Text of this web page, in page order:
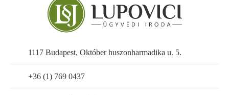
1117 Budapest, Október huszonharmadika u. 5.
+36 (1) 769 0437